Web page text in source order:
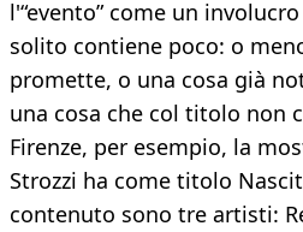
l'“evento” come un
solito contiene poco: o
promette, o una cosa già
una cosa che col titolo non
Firenze, per esempio, la
Strozzi ha come titolo
contenuto sono tre artisti: